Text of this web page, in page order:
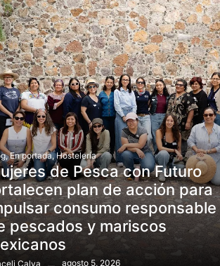
, En portada, Hostelería
de Pesca con Futuro
plan de acción para
consumo responsable
pescados y mariscos
Calva agosto 5, 2026